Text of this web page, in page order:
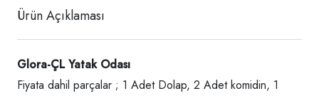
Ürün Açıklaması
Glora-ÇL Yatak Odası
Fiyata dahil parçalar ; 1 Adet Dolap, 2 Adet komidin, 1